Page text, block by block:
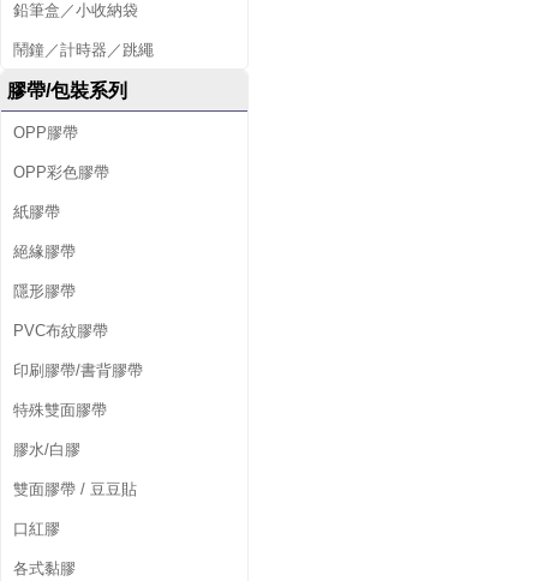
鉛筆盒／小收納袋
鬧鐘／計時器／跳繩
膠帶/包裝系列
OPP膠帶
OPP彩色膠帶
紙膠帶
絕緣膠帶
隱形膠帶
PVC布紋膠帶
印刷膠帶/書背膠帶
特殊雙面膠帶
膠水/白膠
雙面膠帶 / 豆豆貼
口紅膠
各式黏膠